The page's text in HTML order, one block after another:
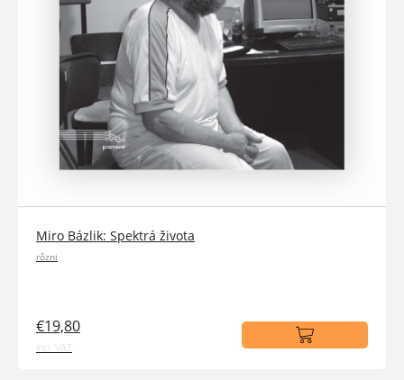
Miro Bázlik: Spektrá života
rôzni
€19,80
incl. VAT